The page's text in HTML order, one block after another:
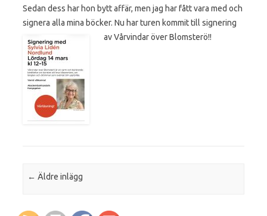
Sedan dess har hon bytt affär, men jag har fått vara med och
signera alla mina böcker. Nu har turen kommit till signering
av Vårvindar över Blomsterö!!
Post navigation
← Äldre inlägg